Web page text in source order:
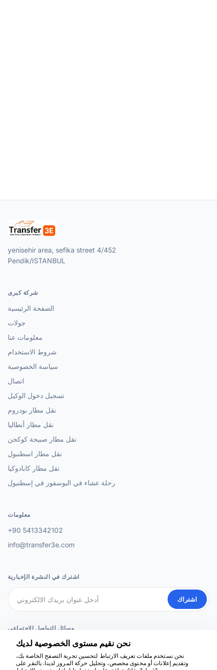
yenisehir area, sefika street 4/452
Pendik/ISTANBUL
شركة كبرى
الصفحة الرئيسية
جولات
معلومات عنا
شروط الاستخدام
سياسة الخصوصية
اتصال
تسجيل دخول الوكيل
نقل مطار بودروم
نقل مطار أنطاليا
نقل مطار صبيحة كوكجن
نقل مطار اسطنبول
نقل مطار كابادوكيا
رحلة عشاء في البوسفور في إسطنبول
معلومات
+90 5413342102
info@transfer3e.com
اشترك في النشرة الإخبارية
اشتراك
وسائل التواصل الاجتماعي
نحن نقيم مستوى الخصوصية لديك
نحن نستخدم ملفات تعريف الارتباط لتحسين تجربة التصفح الخاصة بك،
وتقديم إعلانات أو محتوى مخصص، وتحليل حركة المرور لدينا. بالنقر على